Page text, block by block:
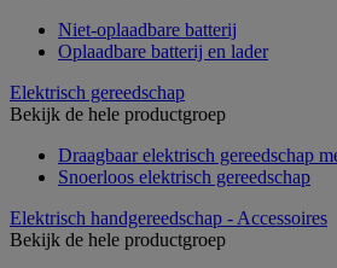
Niet-oplaadbare batterij
Oplaadbare batterij en lader
Elektrisch gereedschap
Bekijk de hele productgroep
Draagbaar elektrisch gereedschap
Snoerloos elektrisch gereedschap
Elektrisch handgereedschap - Accessoires
Bekijk de hele productgroep